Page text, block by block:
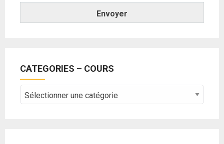
Envoyer
CATEGORIES – COURS
CATEGORIES
–